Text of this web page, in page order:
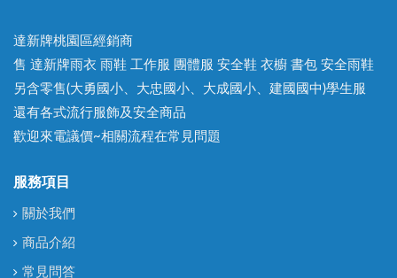
達新牌桃園區經銷商
售 達新牌雨衣 雨鞋 工作服 團體服 安全鞋 衣櫥 書包 安全雨鞋
另含零售(大勇國小、大忠國小、大成國小、建國國中)學生服
還有各式流行服飾及安全商品
歡迎來電議價~相關流程在常見問題
服務項目
關於我們
商品介紹
常見問答